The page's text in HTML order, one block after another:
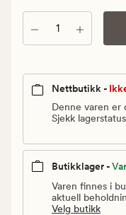
Antall
Nettbutikk -
Denne varen er
Sjekk
Butikklager -
Varen finnes i
aktuell
Velg butikk